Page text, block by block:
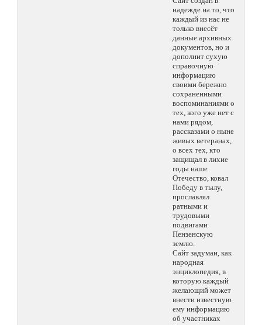
надежде на то, что
каждый из нас не
только внесёт
данные архивных
документов, но и
дополнит сухую
справочную
информацию
своими бережно
сохраненными
воспоминаниями о
тех, кого уже нет с
нами рядом,
рассказами о ныне
живых ветеранах,
о всех тех, кто
защищал в лихие
годы наше
Отечество, ковал
Победу в тылу,
прославлял
ратными и
трудовыми
подвигами
Пензенскую
землю.
Сайт задуман, как
народная
энциклопедия, в
которую каждый
желающий может
внести известную
ему информацию
об участниках